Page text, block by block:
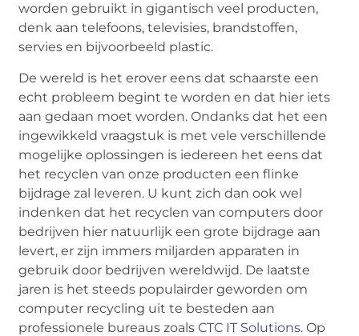
worden gebruikt in gigantisch veel producten,
denk aan telefoons, televisies, brandstoffen,
servies en bijvoorbeeld plastic.
De wereld is het erover eens dat schaarste een
echt probleem begint te worden en dat hier iets
aan gedaan moet worden. Ondanks dat het een
ingewikkeld vraagstuk is met vele verschillende
mogelijke oplossingen is iedereen het eens dat
het recyclen van onze producten een flinke
bijdrage zal leveren. U kunt zich dan ook wel
indenken dat het recyclen van computers door
bedrijven hier natuurlijk een grote bijdrage aan
levert, er zijn immers miljarden apparaten in
gebruik door bedrijven wereldwijd. De laatste
jaren is het steeds populairder geworden om
computer recycling uit te besteden aan
professionele bureaus zoalsCTC IT Solutions. Op